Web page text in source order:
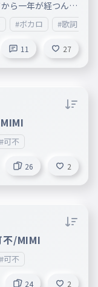
ら一年が経つんで
タイピングを作り
いします！ ＿＿
＿＿＿＿＿＿＿＿
発売日：2022/07/
#ボカロ #歌詞
11 27
#可不
26 2
/MIMI
#可不
24 2